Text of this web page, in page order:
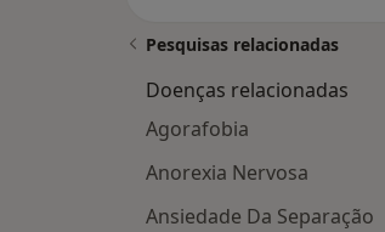
Pesquisas relacionadas
Doenças relacionadas
Agorafobia
Anorexia Nervosa
Ansiedade Da Separação